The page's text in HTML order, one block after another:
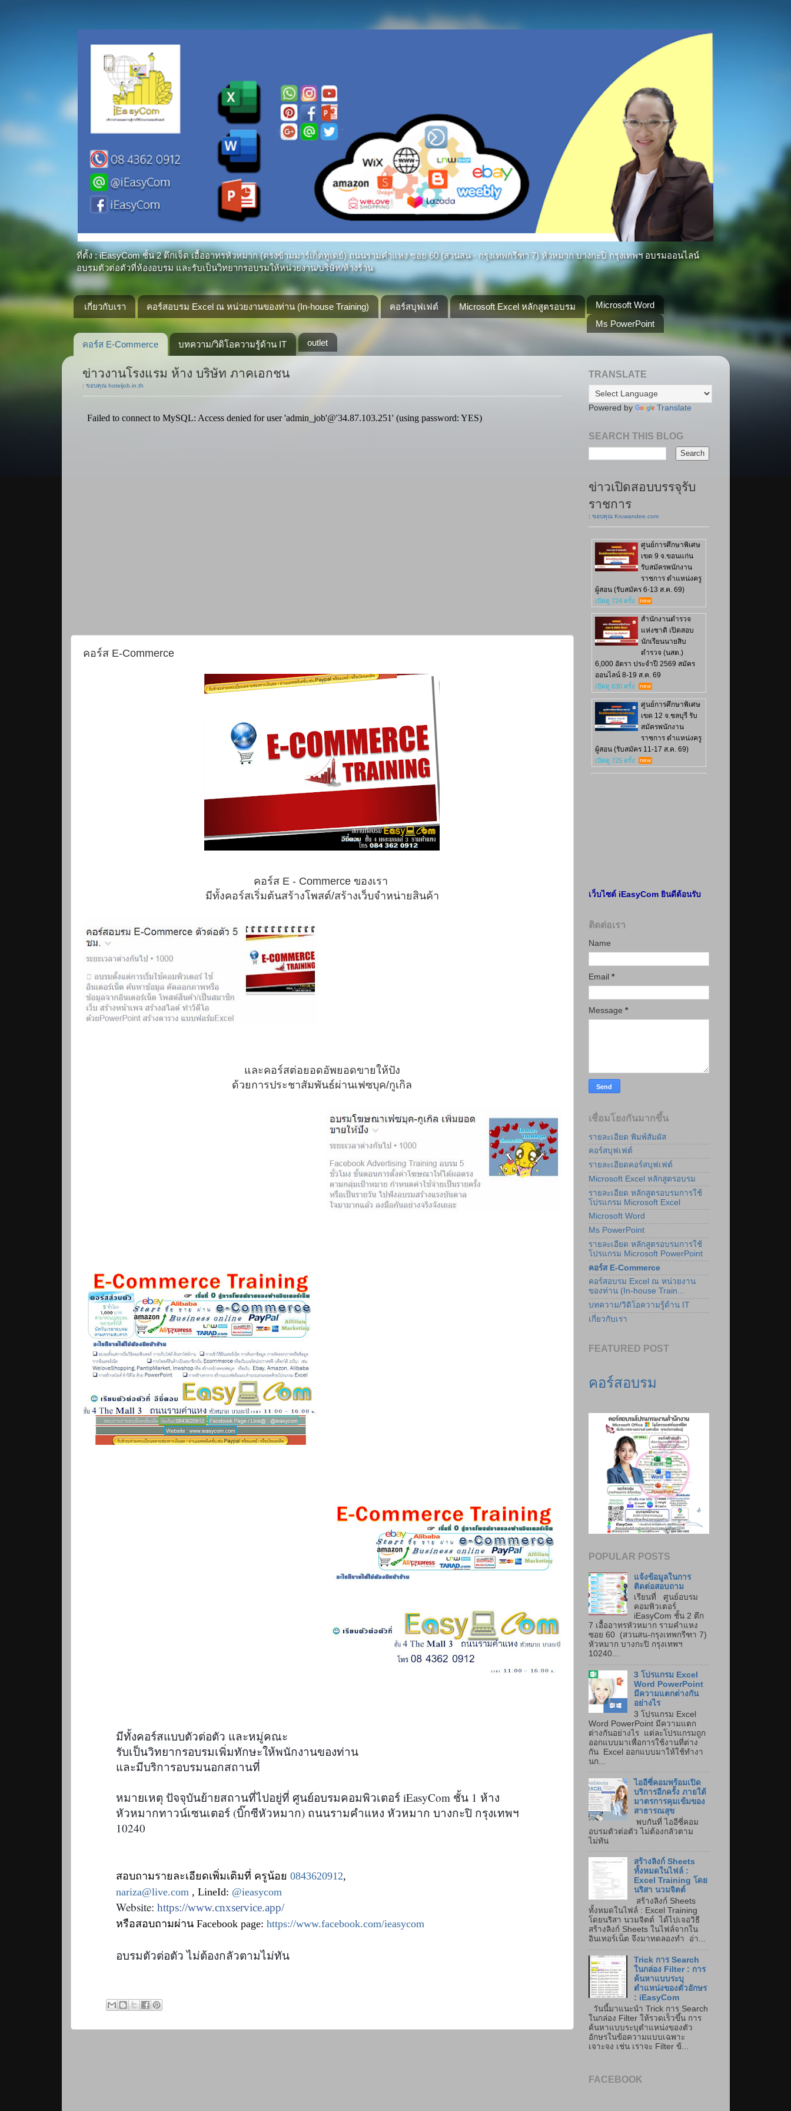
ที่ตั้ง : iEasyCom ชั้น 2 ตึกเจ็ด เอื้ออาทรหัวหมาก (ตรงข้ามมาร์เก็ตทูเดย์) ถนนรามคำแหง ซอย 60 (สวนสน - กรุงเทพกรีฑา 7) หัวหมาก บางกะปิ กรุงเทพฯ อบรมออนไลน์
อบรมตัวต่อตัวที่ห้องอบรม และรับเป็นวิทยากรอบรมให้หน่วยงาน/บริษัท/ห้างร้าน
เกี่ยวกับเรา คอร์สอบรม Excel ณ หน่วยงานของท่าน (In-house Training) คอร์สบุฟเฟต์ Microsoft Excel หลักสูตรอบรม
Microsoft Word
Ms PowerPoint
คอร์ส E-Commerce บทความ/วิดิโอความรู้ด้าน IT outlet
ข่าวงานโรงแรม ห้าง บริษัท ภาคเอกชน
: ขอบคุณ hoteljob.in.th
คอร์ส E-Commerce
คอร์ส E - Commerce ของเรา
มีทั้งคอร์สเริ่มต้นสร้างโพสต์/สร้างเว็บจำหน่ายสินค้า
และคอร์สต่อยอดอัพยอดขายให้ปัง
ด้วยการประชาสัมพันธ์ผ่านเฟซบุค/กูเกิล
มีทั้งคอร์สแบบตัวต่อตัว และหมู่คณะ
รับเป็นวิทยากรอบรมเพิ่มทักษะให้พนักงานของท่าน
และมีบริการอบรมนอกสถานที่
หมายเหตุ ปัจจุบันย้ายสถานที่ไปอยู่ที่ ศูนย์อบรมคอมพิวเตอร์ iEasyCom ชั้น 1 ห้าง
หัวหมากทาวน์เซนเตอร์ (บิ๊กซีหัวหมาก) ถนนรามคำแหง หัวหมาก บางกะปิ กรุงเทพฯ
10240
สอบถามรายละเอียดเพิ่มเติมที่ ครูน้อย 0843620912,
nariza@live.com , LineId: @ieasycom
Website: https://www.cnxservice.app/
หรือสอบถามผ่าน Facebook page: https://www.facebook.com/ieasycom
อบรมตัวต่อตัว ไม่ต้องกลัวตามไม่ทัน
TRANSLATE
Powered by Translate
SEARCH THIS BLOG
ข่าวเปิดสอบบรรจุรับ
ราชการ
: ขอบคุณ Kruwandee.com
เว็บไซต์ iEasyCom ยินดีต้อนรับ
ติดต่อเรา
Name
Email *
Message *
เชื่อมโยงกันมากขึ้น
รายละเอียด พิมพ์สัมผัส
คอร์สบุฟเฟต์
รายละเอียดคอร์สบุฟเฟต์
Microsoft Excel หลักสูตรอบรม
รายละเอียด หลักสูตรอบรมการใช้
โปรแกรม Microsoft Excel
Microsoft Word
Ms PowerPoint
รายละเอียด หลักสูตรอบรมการใช้
โปรแกรม Microsoft PowerPoint
คอร์ส E-Commerce
คอร์สอบรม Excel ณ หน่วยงาน
ของท่าน (In-house Train...
บทความ/วิดิโอความรู้ด้าน IT
เกี่ยวกับเรา
FEATURED POST
คอร์สอบรม
POPULAR POSTS
แจ้งข้อมูลในการ
ติดต่อสอบถาม
เรียนที่ ศูนย์อบรม
คอมพิวเตอร์
iEasyCom ชั้น 2 ตึก
7 เอื้ออาทรหัวหมาก รามคำแหง
ซอย 60 (สวนสน-กรุงเทพกรีฑา 7)
หัวหมาก บางกะปิ กรุงเทพฯ
10240...
3 โปรแกรม Excel
Word PowerPoint
มีความแตกต่างกัน
อย่างไร
3 โปรแกรม Excel
Word PowerPoint มีความแตก
ต่างกันอย่างไร แต่ละโปรแกรมถูก
ออกแบบมาเพื่อการใช้งานที่ต่าง
กัน Excel ออกแบบมาให้ใช้ทำงา
นก...
ไออีซี่คอมพร้อมเปิด
บริการอีกครั้ง ภายใต้
มาตรการคุมเข้มของ
สาธารณสุข
พบกันที่ ไออีซี่คอม
อบรมตัวต่อตัว ไม่ต้องกลัวตาม
ไม่ทัน
สร้างลิงก์ Sheets
ทั้งหมดในไฟล์ :
Excel Training โดย
นริสา นวมจิตต์
สร้างลิงก์ Sheets
ทั้งหมดในไฟล์ : Excel Training
โดยนริสา นวมจิตต์ ได้ไปเจอวิธี
สร้างลิงก์ Sheets ในไฟล์จากใน
อินเทอร์เน็ต จึงมาทดลองทำ อ่า...
Trick การ Search
ในกล่อง Filter : การ
ค้นหาแบบระบุ
ตำแหน่งของตัวอักษร
: iEasyCom
วันนี้มาแนะนำ Trick การ Search
ในกล่อง Filter ให้รวดเร็วขึ้น การ
ค้นหาแบบระบุตำแหน่งของตัว
อักษรในข้อความแบบเฉพาะ
เจาะจง เช่น เราจะ Filter ข้...
FACEBOOK